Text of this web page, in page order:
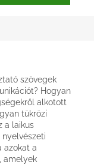
szövegek
Hogyan
alkotott
tükrözi
a laikus
azokat a
amelyek